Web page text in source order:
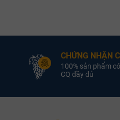
CHỨNG NHẬN
100% sản phẩm
CQ đầy đủ